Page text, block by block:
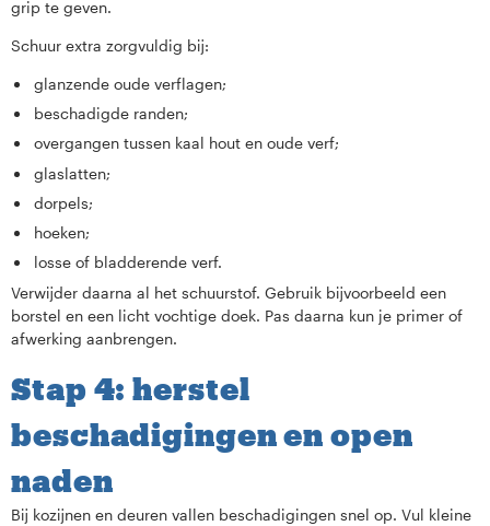
grip te geven.
Schuur extra zorgvuldig bij:
glanzende oude verflagen;
beschadigde randen;
overgangen tussen kaal hout en oude verf;
glaslatten;
dorpels;
hoeken;
losse of bladderende verf.
Verwijder daarna al het schuurstof. Gebruik bijvoorbeeld een
borstel en een licht vochtige doek. Pas daarna kun je primer of
afwerking aanbrengen.
Stap 4: herstel
beschadigingen en open
naden
Bij kozijnen en deuren vallen beschadigingen snel op. Vul kleine